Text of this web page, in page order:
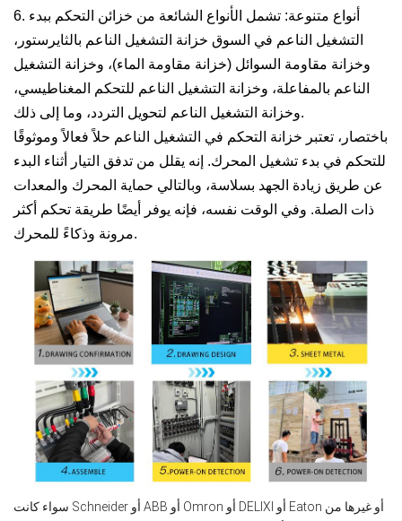
6. أنواع متنوعة: تشمل الأنواع الشائعة من خزائن التحكم ببدء
التشغيل الناعم في السوق خزانة التشغيل الناعم بالثايرستور،
وخزانة مقاومة السوائل (خزانة مقاومة الماء)، وخزانة التشغيل
الناعم بالمفاعلة، وخزانة التشغيل الناعم للتحكم المغناطيسي،
وخزانة التشغيل الناعم لتحويل التردد، وما إلى ذلك.
باختصار، تعتبر خزانة التحكم في التشغيل الناعم حلاً فعالاً وموثوقًا
للتحكم في بدء تشغيل المحرك. إنه يقلل من تدفق التيار أثناء البدء
عن طريق زيادة الجهد بسلاسة، وبالتالي حماية المحرك والمعدات
ذات الصلة. وفي الوقت نفسه، فإنه يوفر أيضًا طريقة تحكم أكثر
مرونة وذكاءً للمحرك.
سواء كانت Schneider أو ABB أو Omron أو DELIXI أو Eaton أو غيرها من